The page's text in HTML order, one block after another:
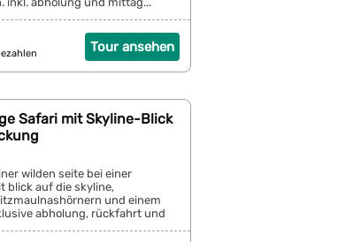
Tour ansehen
Safari mit Skyline-Blick
wilden seite bei einer
blick auf die skyline,
und einem
abholung, rückfahrt und